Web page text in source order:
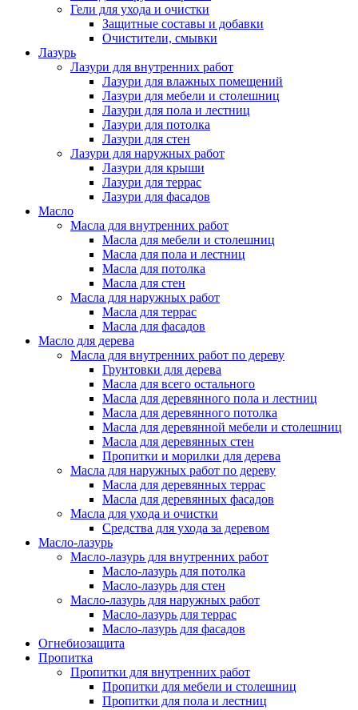
Гели для ухода и очистки
Защитные составы и добавки
Очистители, смывки
Лазурь
Лазури для внутренних работ
Лазури для влажных помещений
Лазури для мебели и столешниц
Лазури для пола и лестниц
Лазури для потолка
Лазури для стен
Лазури для наружных работ
Лазури для крыши
Лазури для террас
Лазури для фасадов
Масло
Масла для внутренних работ
Масла для мебели и столешниц
Масла для пола и лестниц
Масла для потолка
Масла для стен
Масла для наружных работ
Масла для террас
Масла для фасадов
Масло для дерева
Масла для внутренних работ по дереву
Грунтовки для дерева
Масла для всего остального
Масла для деревянного пола и лестниц
Масла для деревянного потолка
Масла для деревянной мебели и столешниц
Масла для деревянных стен
Пропитки и морилки для дерева
Масла для наружных работ по дереву
Масла для деревянных террас
Масла для деревянных фасадов
Масла для ухода и очистки
Средства для ухода за деревом
Масло-лазурь
Масло-лазурь для внутренних работ
Масло-лазурь для потолка
Масло-лазурь для стен
Масло-лазурь для наружных работ
Масло-лазурь для террас
Масло-лазурь для фасадов
Огнебиозащита
Пропитка
Пропитки для внутренних работ
Пропитки для мебели и столешниц
Пропитки для пола и лестниц